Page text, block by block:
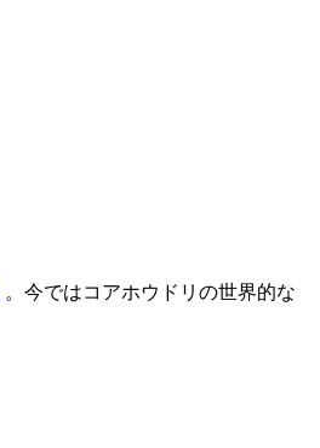
。今ではコアホウドリの世界的な